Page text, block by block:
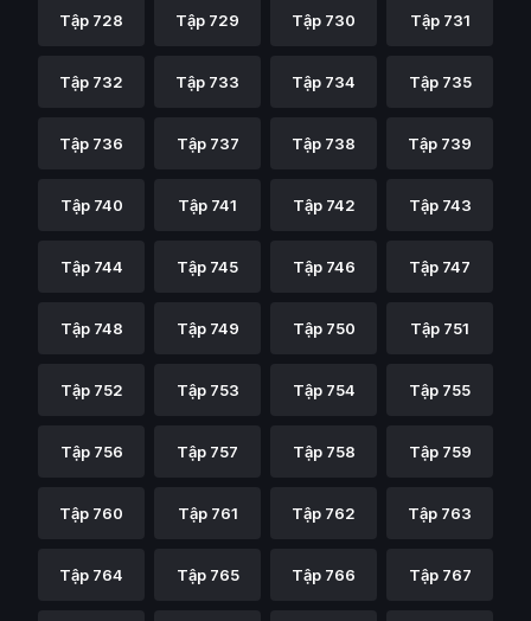
Tập 728 Tập 729 Tập 730 Tập 731
Tập 732 Tập 733 Tập 734 Tập 735
Tập 736 Tập 737 Tập 738 Tập 739
Tập 740 Tập 741 Tập 742 Tập 743
Tập 744 Tập 745 Tập 746 Tập 747
Tập 748 Tập 749 Tập 750 Tập 751
Tập 752 Tập 753 Tập 754 Tập 755
Tập 756 Tập 757 Tập 758 Tập 759
Tập 760 Tập 761 Tập 762 Tập 763
Tập 764 Tập 765 Tập 766 Tập 767